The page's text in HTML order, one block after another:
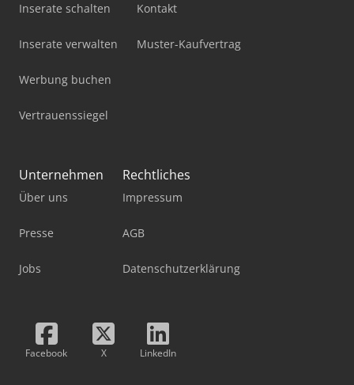
Inserate schalten
Inserate verwalten
Werbung buchen
Vertrauenssiegel
Kontakt
Muster-Kaufvertrag
Unternehmen
Über uns
Presse
Jobs
Rechtliches
Impressum
AGB
Datenschutzerklärung
Facebook X LinkedIn